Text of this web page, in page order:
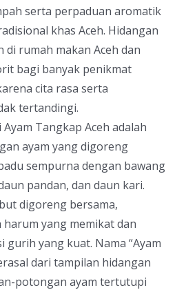
serta perpaduan aromatik
khas Aceh. Hidangan
rumah makan Aceh dan
bagi banyak penikmat
cita rasa serta
tertandingi.
Tangkap Aceh adalah
ayam yang digoreng
sempurna dengan bawang
pandan, dan daun kari.
digoreng bersama,
yang memikat dan
gurih yang kuat. Nama “Ayam
dari tampilan hidangan
potongan ayam tertutupi